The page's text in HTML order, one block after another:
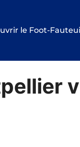
le Foot-